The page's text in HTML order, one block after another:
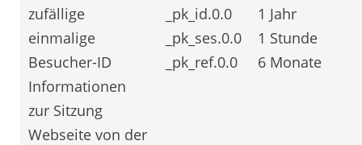
zufällige
einmalige
Besucher-ID
Informationen
zur Sitzung
Webseite von der
_pk_id.0.0
_pk_ses.0.0
_pk_ref.0.0
1 Jahr
1 Stunde
6 Monate